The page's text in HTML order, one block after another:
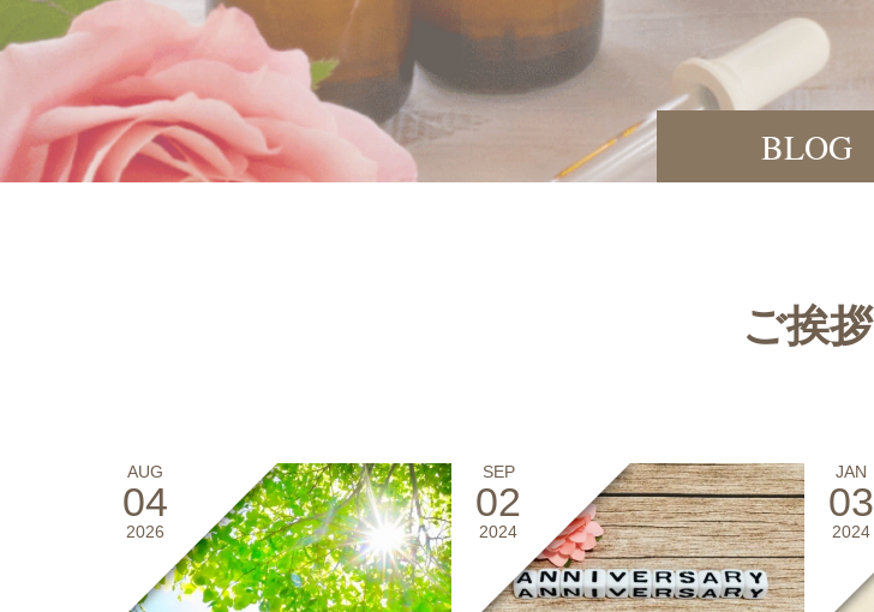
BLOG
ご挨拶
AUG
04
2026
SEP
02
2024
JAN
03
2024